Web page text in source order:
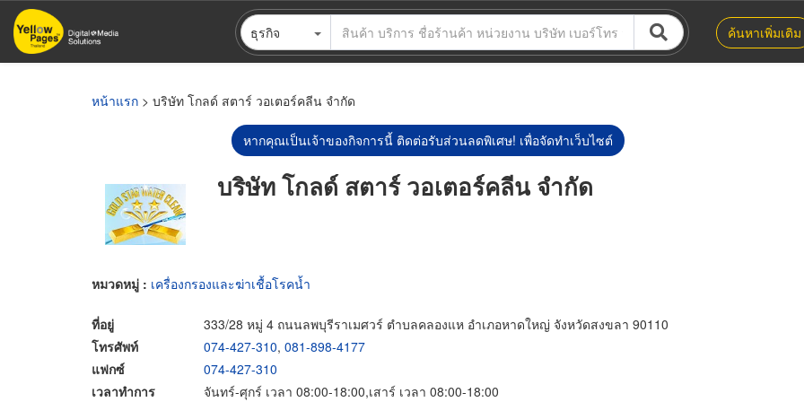
ข้าม
ไป
ธุรกิจ ค้นหาเพิ่มเติม
หน้าแรก > บริษัท โกลด์ สตาร์ วอเตอร์คลีน จำกัด
หากคุณเป็นเจ้าของกิจการนี้ ติดต่อรับส่วนลดพิเศษ! เพื่อจัดทำเว็บไซต์
บริษัท โกลด์ สตาร์ วอเตอร์คลีน จำกัด
หมวดหมู่ : เครื่องกรองและฆ่าเชื้อโรคน้ำ
ที่อยู่
333/28 หมู่ 4 ถนนลพบุรีราเมศวร์ ตำบลคลองแห อำเภอหาดใหญ่ จังหวัดสงขลา 90110
โทรศัพท์
074-427-310, 081-898-4177
แฟกซ์
074-427-310
เวลาทำการ
จันทร์-ศุกร์ เวลา 08:00-18:00,เสาร์ เวลา 08:00-18:00